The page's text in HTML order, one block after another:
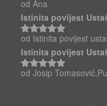
Ocjenjeno
od 5
od Ana
Istinita povijest
Ocjenjeno 5
od 5
od Istinita povijest
Istinita povijest
Ocjenjeno 5
od Josip